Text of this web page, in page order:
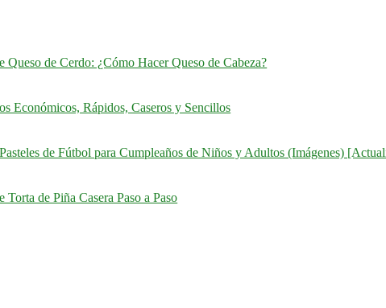
Queso de Cerdo: ¿Cómo Hacer Queso de Cabeza?
Económicos, Rápidos, Caseros y Sencillos
de Fútbol para Cumpleaños de Niños y Adultos (Imágenes)
Torta de Piña Casera Paso a Paso